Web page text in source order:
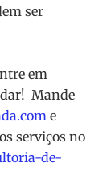
ser
em
Mande
e
serviços no
de-